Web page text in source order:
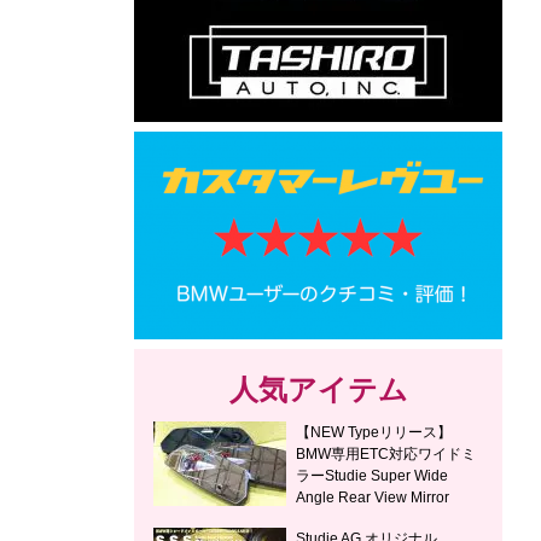
人気アイテム
【NEW Typeリリース】
BMW専用ETC対応ワイドミ
ラーStudie Super Wide
Angle Rear View Mirror